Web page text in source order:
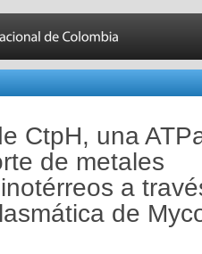
CtpH, una
de metales
a
de